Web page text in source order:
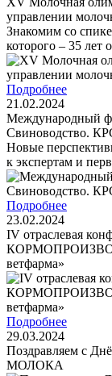
управлении
Знакомим со
которого – 35
Подробнее
21.02.2024
Международный
Свиноводство.
Новые
к экспертам и
Подробнее
23.02.2024
IV отраслевая
ветфарма»
Подробнее
29.03.2024
Поздравляем с
МОЛОКА